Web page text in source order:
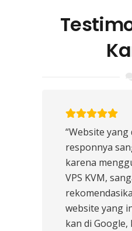
“Website
responnya
karena
VPS KVM,
website yang
kan di